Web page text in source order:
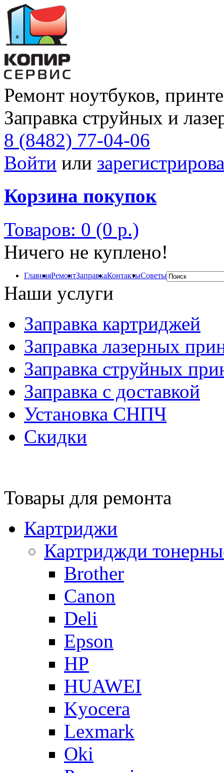
Ремонт ноутбуков,
Заправка струйных и
8 (8482) 77-04-06
Войти или
Корзина покупок
Товаров: 0 (0 р.)
Ничего не куплено!
ГлавнаяРемонтЗаправкаКонтактыСоветы
Наши услуги
Заправка картриджей
Заправка лазерных
Заправка струйных
Заправка с доставкой
Установка СНПЧ
Скидки
Товары для ремонта
Картриджи
Картриджди
Brother
Canon
Deli
Epson
HP
HUAWEI
Kyocera
Lexmark
Oki